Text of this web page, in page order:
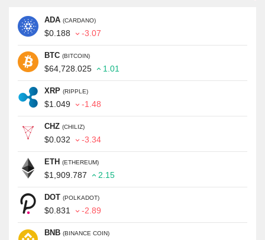
ADA (CARDANO)
$0.188 -3.07
BTC (BITCOIN)
$64,728.025 1.01
XRP (RIPPLE)
$1.049 -1.48
CHZ (CHILIZ)
$0.032 -3.34
ETH (ETHEREUM)
$1,909.787 2.15
DOT (POLKADOT)
$0.831 -2.89
BNB (BINANCE COIN)